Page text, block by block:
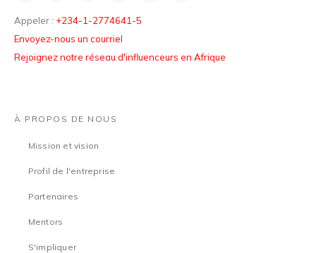
Appeler : +234-1-2774641-5
Envoyez-nous un courriel
Rejoignez notre réseau d'influenceurs en Afrique
À PROPOS DE NOUS
Mission et vision
Profil de l'entreprise
Partenaires
Mentors
S'impliquer